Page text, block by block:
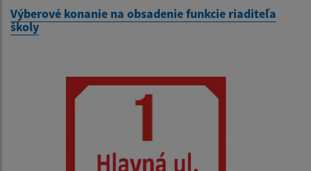
Výberové konanie na obsadenie funkcie riaditeľa
školy